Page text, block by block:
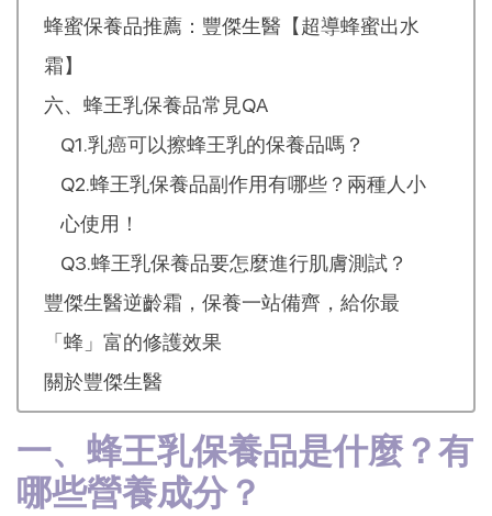
蜂蜜保養品推薦：豐傑生醫【超導蜂蜜出水
霜】
六、蜂王乳保養品常見QA
Q1.乳癌可以擦蜂王乳的保養品嗎？
Q2.蜂王乳保養品副作用有哪些？兩種人小
心使用！
Q3.蜂王乳保養品要怎麼進行肌膚測試？
豐傑生醫逆齡霜，保養一站備齊，給你最
「蜂」富的修護效果
關於豐傑生醫
一、蜂王乳保養品是什麼？有
哪些營養成分？